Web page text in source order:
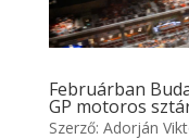
Februárban
GP motoros
Szerző: Adorján